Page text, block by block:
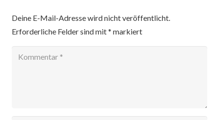
Deine E-Mail-Adresse wird nicht veröffentlicht.
Erforderliche Felder sind mit* markiert